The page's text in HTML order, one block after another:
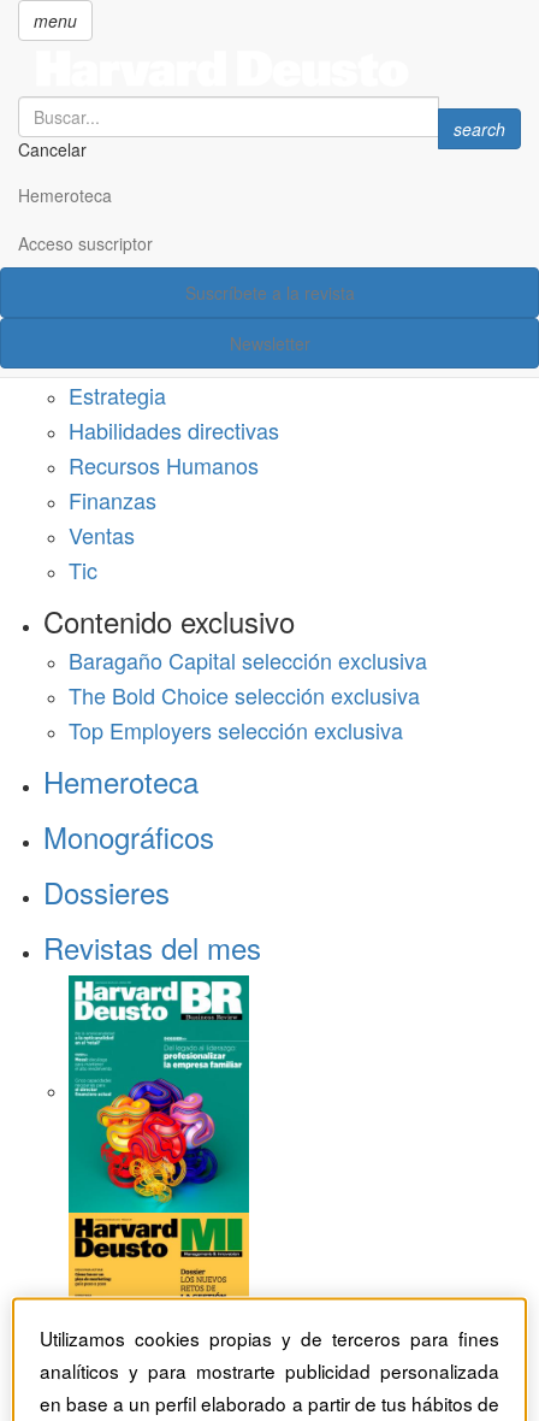
principal
menu
Search
Cancelar
Search
search
Hemeroteca
Acceso suscriptor
Suscríbete a la revista
Newsletter
Acceso suscriptor
Estrategia
Habilidades directivas
Recursos Humanos
Finanzas
Ventas
Tic
Contenido exclusivo
Baragaño Capital selección exclusiva
The Bold Choice selección exclusiva
Top Employers selección exclusiva
Hemeroteca
Monográficos
Dossieres
Revistas del mes
Utilizamos cookies propias y de terceros para fines
analíticos y para mostrarte publicidad personalizada
en base a un perfil elaborado a partir de tus hábitos de